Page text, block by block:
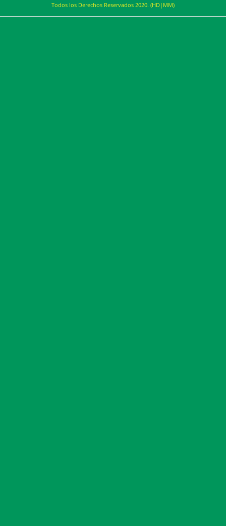
Todos los Derechos Reservados 2020. (HD|MM)